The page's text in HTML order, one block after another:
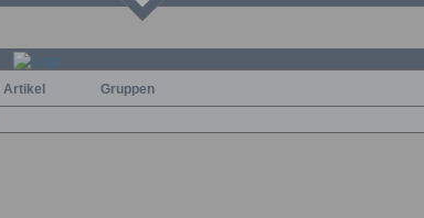
Artikel Gruppen